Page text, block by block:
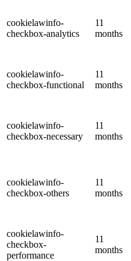
cookielawinfo-
checkbox-analytics
11
months
cookielawinfo-
checkbox-functional
11
months
cookielawinfo-
checkbox-necessary
11
months
cookielawinfo-
checkbox-others
11
months
cookielawinfo-
checkbox-
performance
11
months